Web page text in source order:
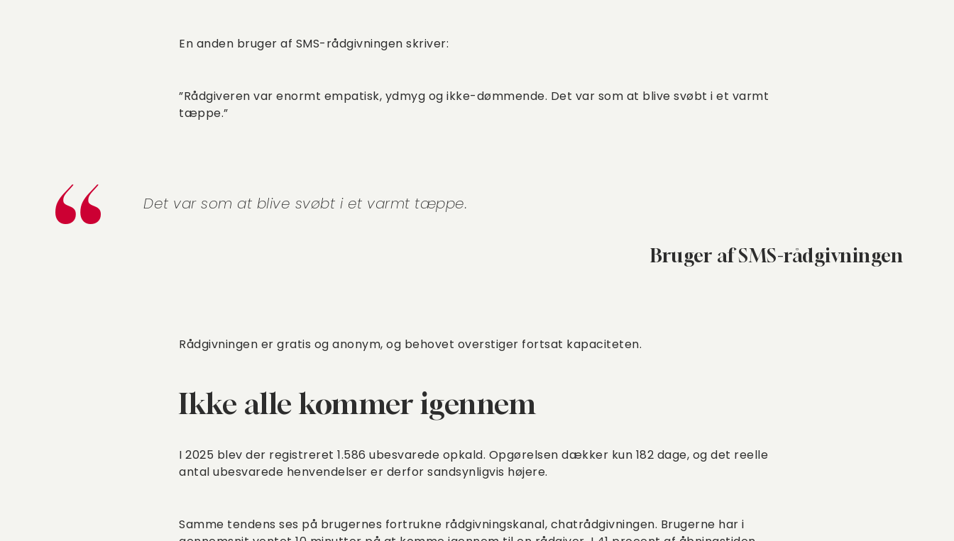
En anden bruger af SMS-rådgivningen skriver:
”Rådgiveren var enormt empatisk, ydmyg og ikke-dømmende. Det var som at blive svøbt i et varmt
tæppe.”
Det var som at blive svøbt i et varmt tæppe.
Bruger af SMS-rådgivningen
Rådgivningen er gratis og anonym, og behovet overstiger fortsat kapaciteten.
Ikke alle kommer igennem
I 2025 blev der registreret 1.586 ubesvarede opkald. Opgørelsen dækker kun 182 dage, og det reelle
antal ubesvarede henvendelser er derfor sandsynligvis højere.
Samme tendens ses på brugernes fortrukne rådgivningskanal, chatrådgivningen. Brugerne har i